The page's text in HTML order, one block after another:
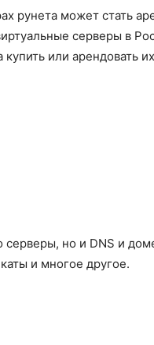
рунета может стать
серверы в
или арендовать их
серверы, но и DNS и
и многое другое.